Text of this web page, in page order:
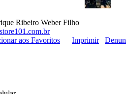
Ribeiro Weber Filho
aos Favoritos Imprimir